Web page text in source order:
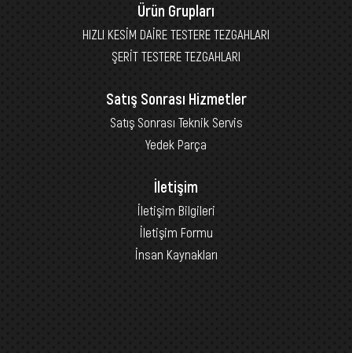
Ürün Grupları
HIZLI KESİM DAİRE TESTERE TEZGAHLARI
ŞERİT TESTERE TEZGAHLARI
Satış Sonrası Hizmetler
Satış Sonrası Teknik Servis
Yedek Parça
İletişim
İletişim Bilgileri
İletişim Formu
İnsan Kaynakları